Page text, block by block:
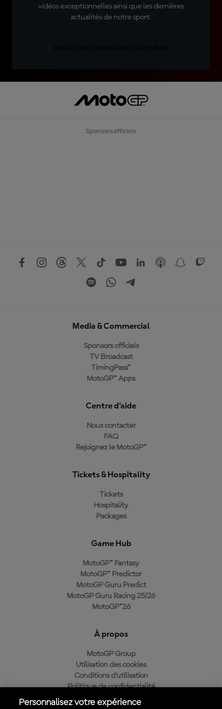
vidéos exceptionnelles ainsi que les dernières
actualités de notre sport.
Sponsors officiels
Media & Commercial
Sponsors officiels
TV Broadcast
TimingPass™
MotoGP™ Apps
Centre d'aide
Nous contacter
FAQ
Rejoignez le MotoGP™
Tickets & Hospitality
Tickets
Hospitality
Packages
Game Hub
MotoGP™ Fantasy
MotoGP™ Predictor
MotoGP Guru Predict
MotoGP Guru Racing 25/26
MotoGP™26
À propos
MotoGP Group
Utilisation des cookies
Conditions d'utilisation
Politique de confidentialité
Politique d’achat
Personnalisez votre expérience